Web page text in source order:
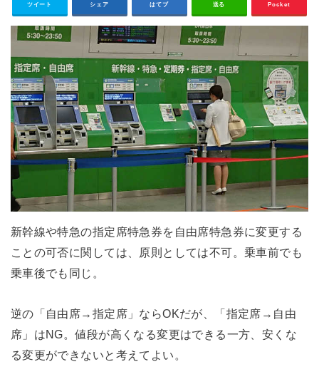
ツイート シェア はてブ 送る Pocket
新幹線や特急の指定席特急券を自由席特急券に変更する
ことの可否に関しては、原則としては不可。乗車前でも
乗車後でも同じ。
逆の「自由席→指定席」ならOKだが、「指定席→自由
席」はNG。値段が高くなる変更はできる一方、安くな
る変更ができないと考えてよい。